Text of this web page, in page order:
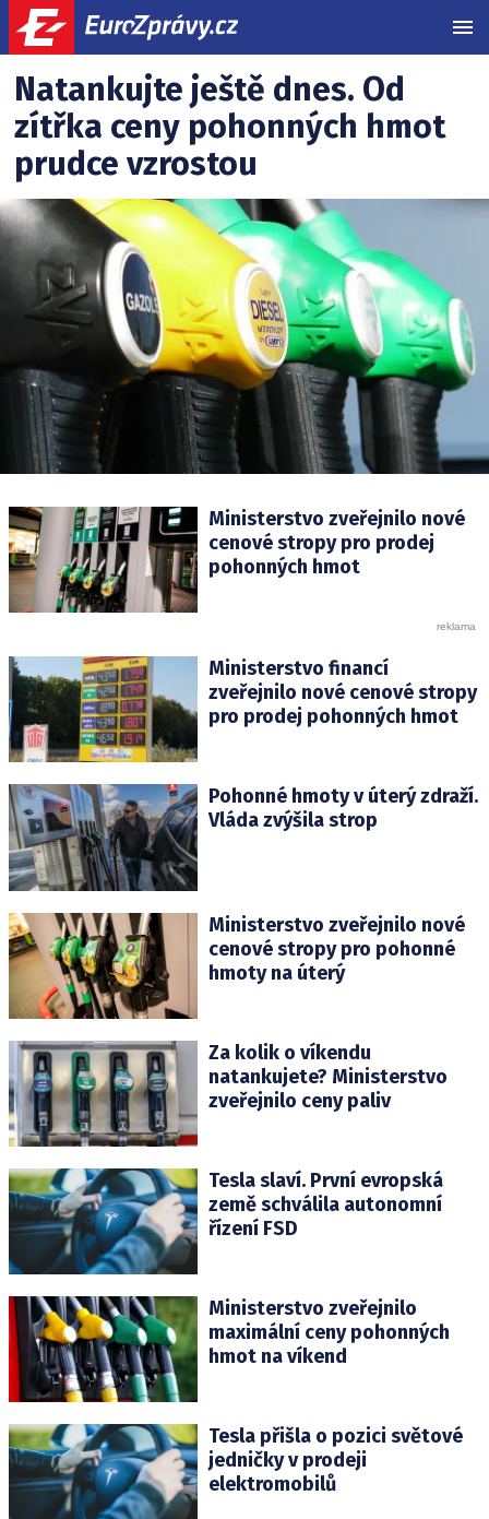
Auto/Moto
Související
články:
Natankujte ještě dnes. Od
zítřka ceny pohonných hmot
prudce vzrostou
Ministerstvo zveřejnilo nové
cenové stropy pro prodej
pohonných hmot
Ministerstvo financí
zveřejnilo nové cenové stropy
pro prodej pohonných hmot
Pohonné hmoty v úterý zdraží.
Vláda zvýšila strop
Ministerstvo zveřejnilo nové
cenové stropy pro pohonné
hmoty na úterý
Za kolik o víkendu
natankujete? Ministerstvo
zveřejnilo ceny paliv
Tesla slaví. První evropská
země schválila autonomní
řízení FSD
Ministerstvo zveřejnilo
maximální ceny pohonných
hmot na víkend
Tesla přišla o pozici světové
jedničky v prodeji
elektromobilů